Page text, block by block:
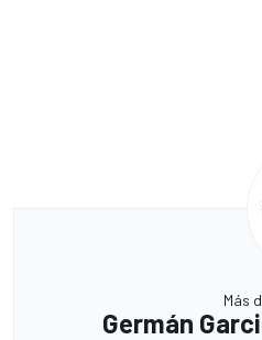
Más
Germán